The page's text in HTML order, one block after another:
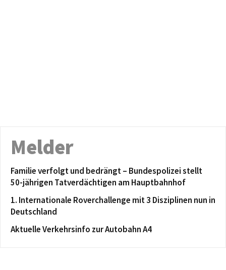
Melder
Familie verfolgt und bedrängt – Bundespolizei stellt
50-jährigen Tatverdächtigen am Hauptbahnhof
1. Internationale Roverchallenge mit 3 Disziplinen nun in
Deutschland
Aktuelle Verkehrsinfo zur Autobahn A4